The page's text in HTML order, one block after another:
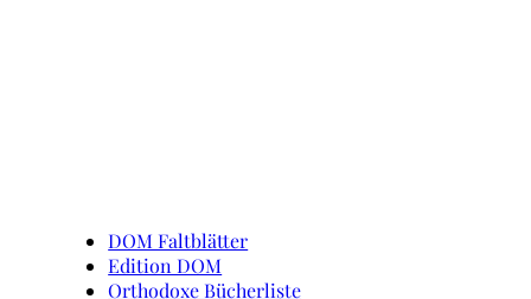
DOM Faltblätter
Edition DOM
Orthodoxe Bücherliste